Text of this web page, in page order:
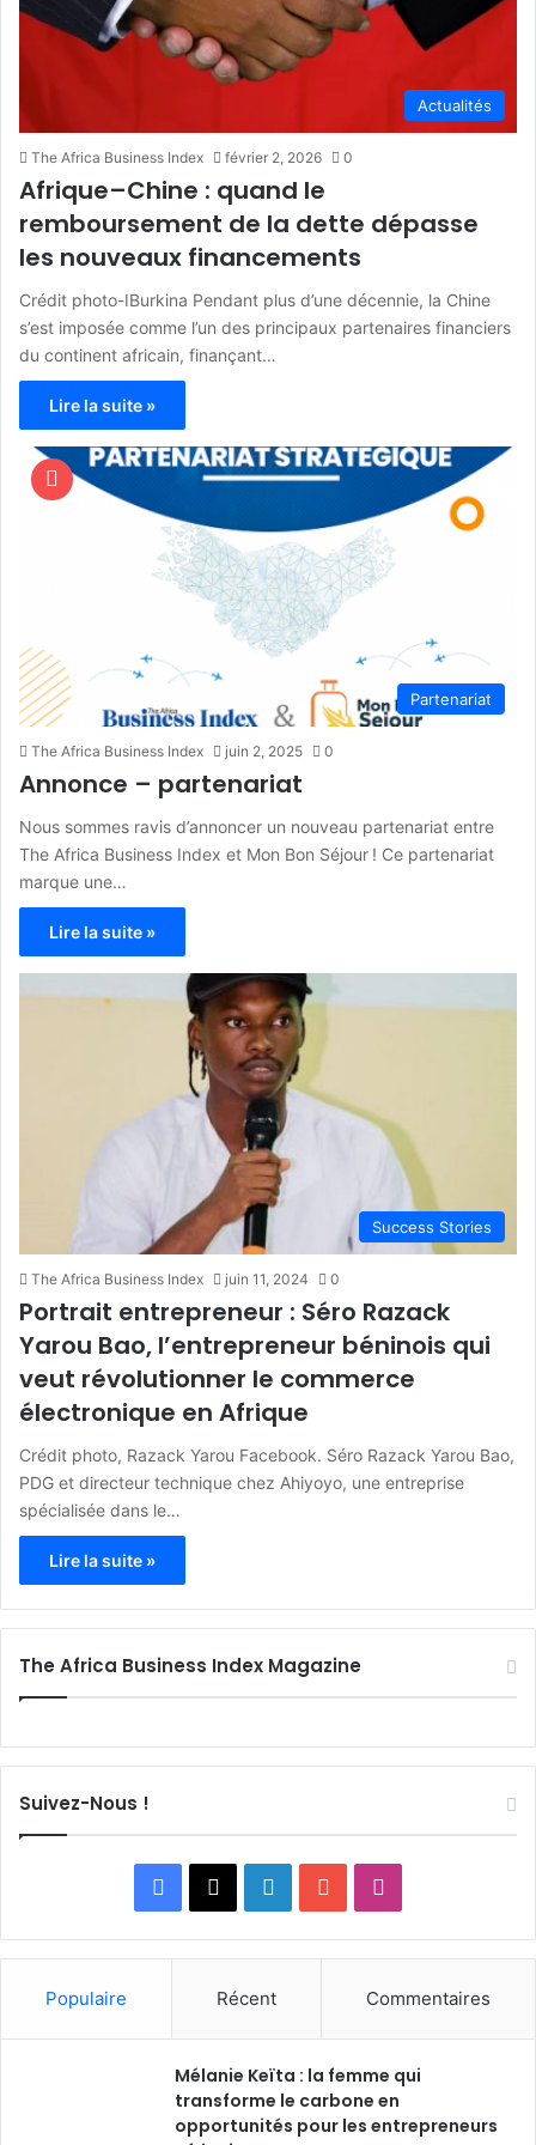
Actualités
The Africa Business Index février 2, 2026 0
Afrique–Chine : quand le
remboursement de la dette dépasse
les nouveaux financements
Crédit photo-IBurkina Pendant plus d’une décennie, la Chine
s’est imposée comme l’un des principaux partenaires financiers
du continent africain, finançant…
Lire la suite »
Partenariat
The Africa Business Index juin 2, 2025 0
Annonce – partenariat
Nous sommes ravis d’annoncer un nouveau partenariat entre
The Africa Business Index et Mon Bon Séjour ! Ce partenariat
marque une…
Lire la suite »
Success Stories
The Africa Business Index juin 11, 2024 0
Portrait entrepreneur : Séro Razack
Yarou Bao, l’entrepreneur béninois qui
veut révolutionner le commerce
électronique en Afrique
Crédit photo, Razack Yarou Facebook. Séro Razack Yarou Bao,
PDG et directeur technique chez Ahiyoyo, une entreprise
spécialisée dans le…
Lire la suite »
The Africa Business Index Magazine
Suivez-Nous !
a
b
o
i
e
d
o
u
b
n
a
g
Populaire Récent Commentaires
Mélanie Keïta : la femme qui
transforme le carbone en
opportunités pour les entrepreneurs